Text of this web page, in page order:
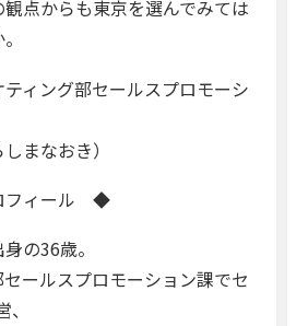
点からも東京を選んでみては
ィング部セールスプロモーシ
まなおき）
フィール ◆
の36歳。
ールスプロモーション課でセ